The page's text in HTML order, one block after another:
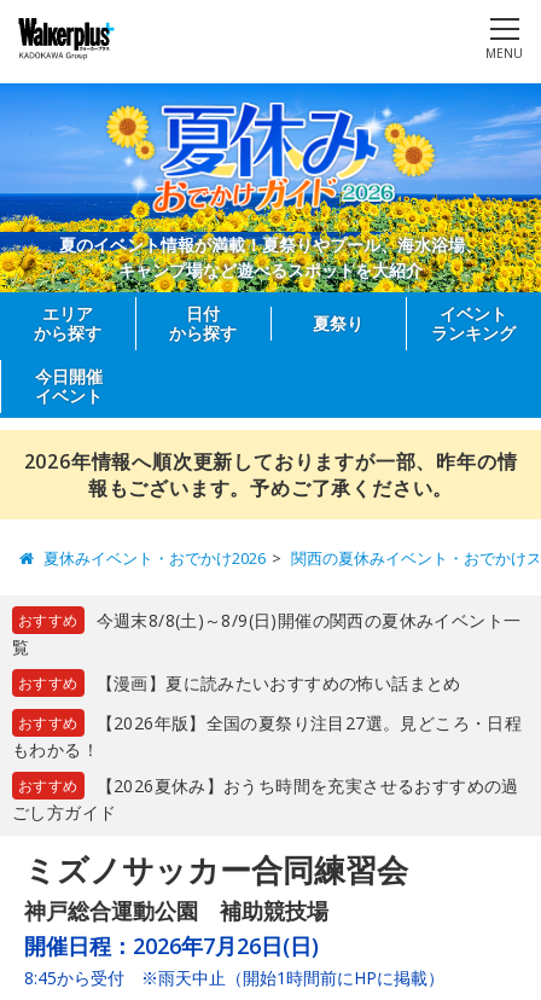
MENU
夏のイベント情報が満載！夏祭りやプール、海水浴場、
キャンプ場など遊べるスポットを大紹介
エリア
から探す
日付
から探す
夏祭り
イベント
ランキング
今日開催
イベント
2026年情報へ順次更新しておりますが一部、昨年の情
報もございます。予めご了承ください。
夏休みイベント・おでかけ2026 関西の夏休みイベント・おでかけ
おすすめ
今週末8/8(土)～8/9(日)開催の関西の夏休みイベント一
覧
おすすめ 【漫画】夏に読みたいおすすめの怖い話まとめ
おすすめ
【2026年版】全国の夏祭り注目27選。見どころ・日程
もわかる！
おすすめ
【2026夏休み】おうち時間を充実させるおすすめの過
ごし方ガイド
ミズノサッカー合同練習会
神戸総合運動公園 補助競技場
開催日程： 2026年7月26日(日)
8:45から受付 ※雨天中止（開始1時間前にHPに掲載）